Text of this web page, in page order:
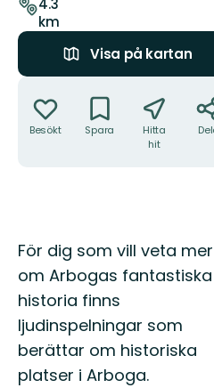
4.3
km
Visa på kartan
Besökt Spara
Hitta
hit
Beskrivning
För dig som vill veta mer
om Arbogas fantastiska
historia finns
ljudinspelningar som
berättar om historiska
platser i Arboga.